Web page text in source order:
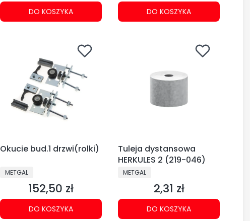
DO KOSZYKA DO KOSZYKA
Okucie bud.1 drzwi(rolki)
PRODUCENT
METGAL
Cena
152,50 zł
DO KOSZYKA
Tuleja dystansowa
HERKULES 2 (219-046)
PRODUCENT
METGAL
Cena
2,31 zł
DO KOSZYKA